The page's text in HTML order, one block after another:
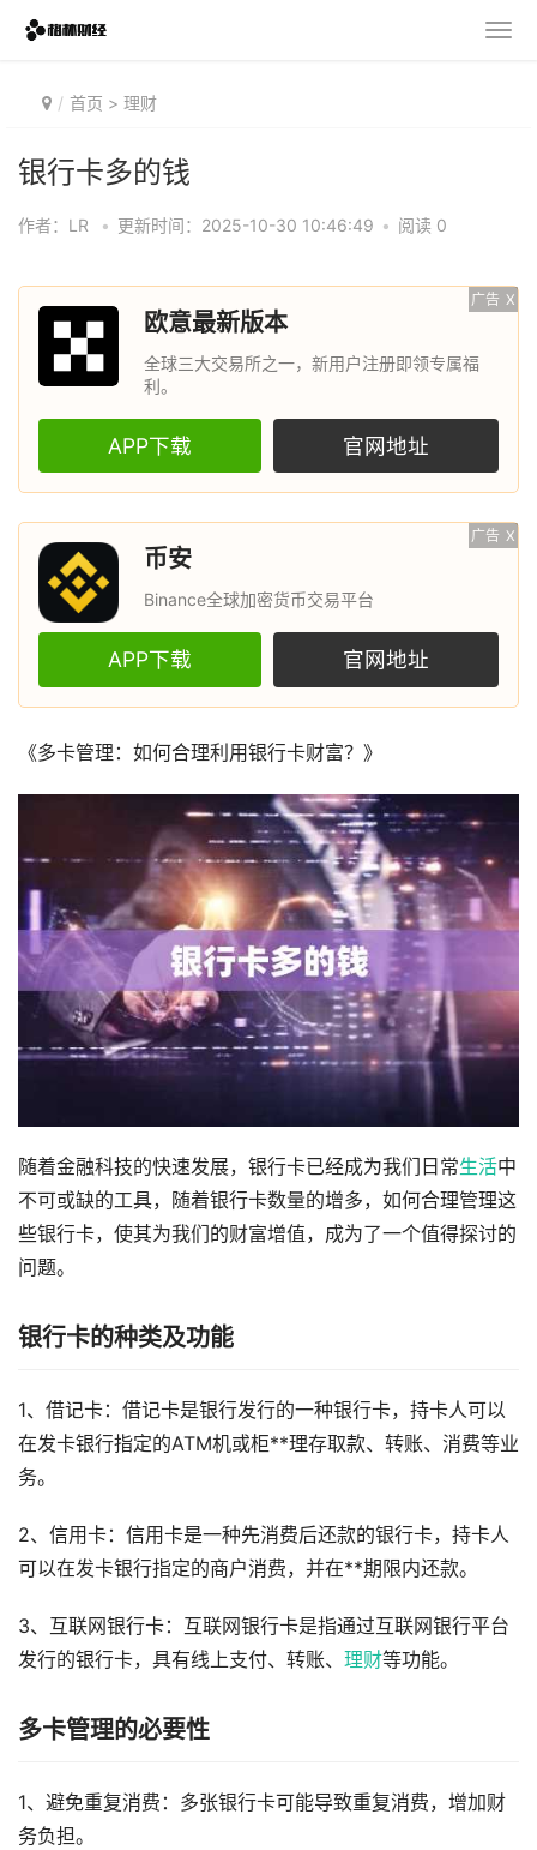
首页 > 理财
银行卡多的钱
作者：LR • 更新时间：2025-10-30 10:46:49 • 阅读 0
广告 X
欧意最新版本
全球三大交易所之一，新用户注册即领专属福
利。
APP下载 官网地址
广告 X
币安
Binance全球加密货币交易平台
APP下载 官网地址
《多卡管理：如何合理利用银行卡财富？》
随着金融科技的快速发展，银行卡已经成为我们日常生活中
不可或缺的工具，随着银行卡数量的增多，如何合理管理这
些银行卡，使其为我们的财富增值，成为了一个值得探讨的
问题。
银行卡的种类及功能
1、借记卡：借记卡是银行发行的一种银行卡，持卡人可以
在发卡银行指定的ATM机或柜**理存取款、转账、消费等业
务。
2、信用卡：信用卡是一种先消费后还款的银行卡，持卡人
可以在发卡银行指定的商户消费，并在**期限内还款。
3、互联网银行卡：互联网银行卡是指通过互联网银行平台
发行的银行卡，具有线上支付、转账、 理财等功能。
多卡管理的必要性
1、避免重复消费：多张银行卡可能导致重复消费，增加财
务负担。